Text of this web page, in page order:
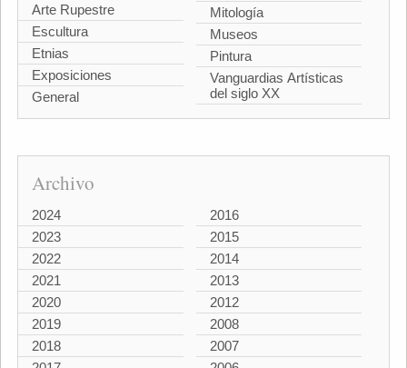
Arte Rupestre
Escultura
Etnias
Exposiciones
General
Mitología
Museos
Pintura
Vanguardias Artísticas
del siglo XX
Archivo
2024
2023
2022
2021
2020
2019
2018
2016
2015
2014
2013
2012
2008
2007